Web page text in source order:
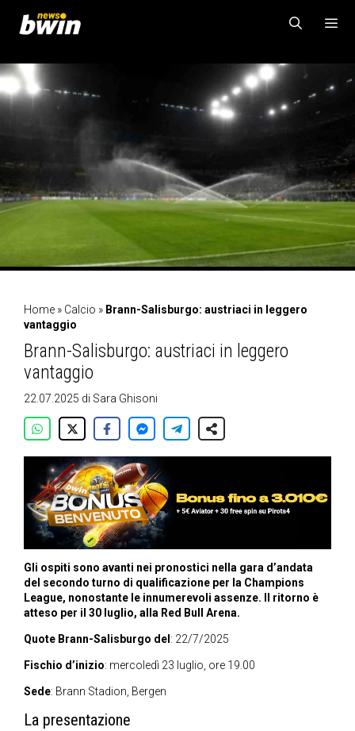
contenuto
Home » Calcio » Brann-Salisburgo: austriaci in leggero
vantaggio
Brann-Salisburgo: austriaci in leggero
vantaggio
22.07.2025 di Sara Ghisoni
Gli ospiti sono avanti nei pronostici nella gara d’andata
del secondo turno di qualificazione per la Champions
League, nonostante le innumerevoli assenze. Il ritorno è
atteso per il 30 luglio, alla Red Bull Arena.
Quote Brann-Salisburgo del : 22/7/2025
Fischio d’inizio: mercoledì 23 luglio, ore 19.00
Sede: Brann Stadion, Bergen
La presentazione